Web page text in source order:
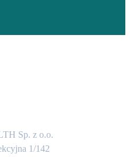
Sp. z o.o.
1/142